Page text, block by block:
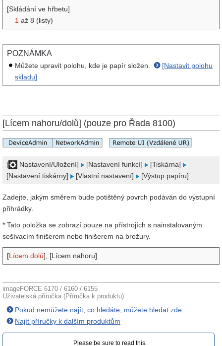
[Skládání ve hřbetu]
1 až 8 (listy)
POZNÁMKA
Můžete upravit polohu, kde je papír složen.
[Nastavit polohu
skladu]
[Lícem nahoru/dolů] (pouze pro Řada 8100)
[ Nastavení/Uložení] [Nastavení funkcí]
[Tiskárna]
[Nastavení tiskárny]
[Vlastní nastavení] [Výstup papíru]
Zadejte, jakým směrem bude potištěný povrch podáván do výstupní
přihrádky.
* Tato položka se zobrazí pouze na přístrojích s nainstalovaným
sešívacím finišerem nebo finišerem na brožury.
[Lícem dolů], [Lícem nahoru]
imageFORCE 6170 / 6160 / 6155
Uživatelská příručka (Příručka k produktu)
Pokud nemůžete najít, co hledáte, můžete hledat zde.
Najít příručky k dalším produktům
Please be sure to read this.‎